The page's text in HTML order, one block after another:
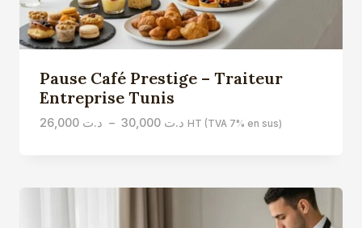
Pause Café Prestige – Traiteur
Entreprise Tunis
د.ت 26,000 – د.ت 30,000
Plage
HT (TVA 7% en sus)